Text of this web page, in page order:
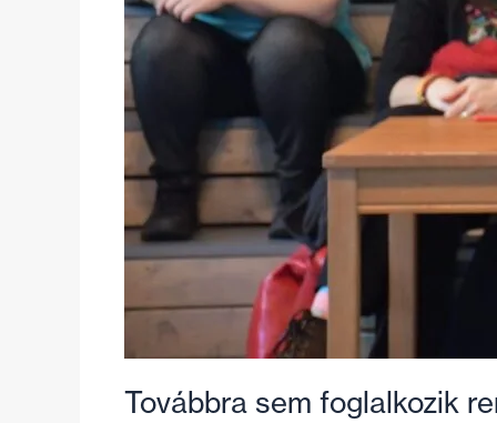
Továbbra sem foglalkozik